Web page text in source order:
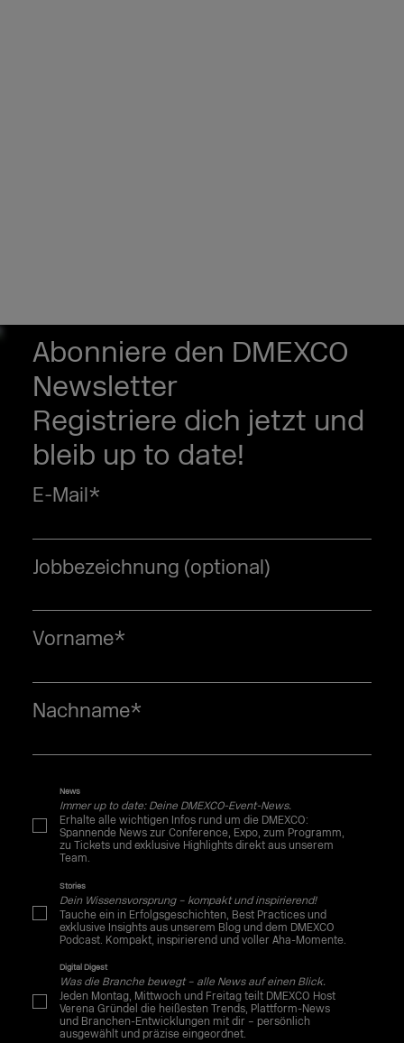
Abonniere den DMEXCO
Newsletter
Registriere dich jetzt und
bleib up to date!
E-Mail*
Jobbezeichnung (optional)
Vorname*
Nachname*
News
Immer up to date: Deine DMEXCO-Event-News.
Erhalte alle wichtigen Infos rund um die DMEXCO:
Spannende News zur Conference, Expo, zum Programm,
zu Tickets und exklusive Highlights direkt aus unserem
Team.
Stories
Dein Wissensvorsprung – kompakt und inspirierend!
Tauche ein in Erfolgsgeschichten, Best Practices und
exklusive Insights aus unserem Blog und dem DMEXCO
Podcast. Kompakt, inspirierend und voller Aha-Momente.
Digital Digest
Was die Branche bewegt – alle News auf einen Blick.
Jeden Montag, Mittwoch und Freitag teilt DMEXCO Host
Verena Gründel die heißesten Trends, Plattform-News
und Branchen-Entwicklungen mit dir – persönlich
ausgewählt und präzise eingeordnet.